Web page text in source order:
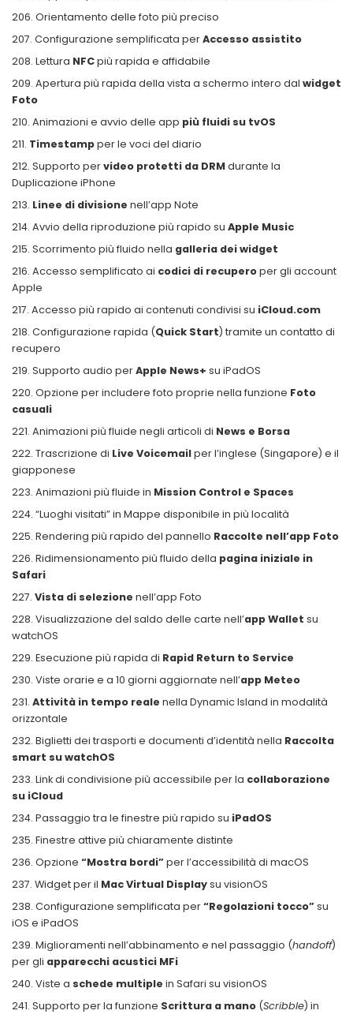
Orientamento delle foto più preciso
Configurazione semplificata perAccesso assistito
Lettura NFCpiù rapida e affidabile
Apertura più rapida della vista a schermo intero dal widget
Foto
Animazioni e avvio delle app più fluidi su tvOS
Timestampper le voci del diario
Supporto pervideo protetti da DRMdurante la
Duplicazione iPhone
Linee di divisione nell’app Note
Avvio della riproduzione più rapido su Apple Music
Scorrimento più fluido nella galleria dei widget
Accesso semplificato ai codici di recuperoper gli account
Apple
Accesso più rapido ai contenuti condivisi su iCloud.com
Configurazione rapida (Quick Start) tramite un contatto di
recupero
Supporto audio perApple News+ su iPadOS
Opzione per includere foto proprie nella funzione Foto
casuali
Animazioni più fluide negli articoli di News e Borsa
Trascrizione di Live Voicemailper l’inglese (Singapore) e il
giapponese
Animazioni più fluide in Mission Control e Spaces
“Luoghi visitati” in Mappe disponibile in più località
Rendering più rapido del pannello Raccolte nell’app Foto
Ridimensionamento più fluido della pagina iniziale in
Safari
Vista di selezione nell’app Foto
Visualizzazione del saldo delle carte nell’app Wallet su
watchOS
Esecuzione più rapida di Rapid Return to Service
Viste orarie e a 10 giorni aggiornate nell’app Meteo
Attività in tempo reale nella Dynamic Island in modalità
orizzontale
Biglietti dei trasporti e documenti d’identità nella Raccolta
smart su watchOS
Link di condivisione più accessibile per la collaborazione
su iCloud
Passaggio tra le finestre più rapido su iPadOS
Finestre attive più chiaramente distinte
Opzione “Mostra bordi”per l’accessibilità di macOS
Widget per il Mac Virtual Displaysu visionOS
Configurazione semplificata per“Regolazioni tocco”su
iOS e iPadOS
Miglioramenti nell’abbinamento e nel passaggio (handoff)
per gli apparecchi acustici MFi
Viste a schede multiple in Safari su visionOS
Supporto per la funzione Scrittura a mano (Scribble) in